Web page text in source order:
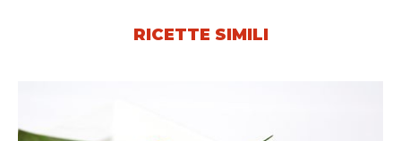
RICETTE SIMILI